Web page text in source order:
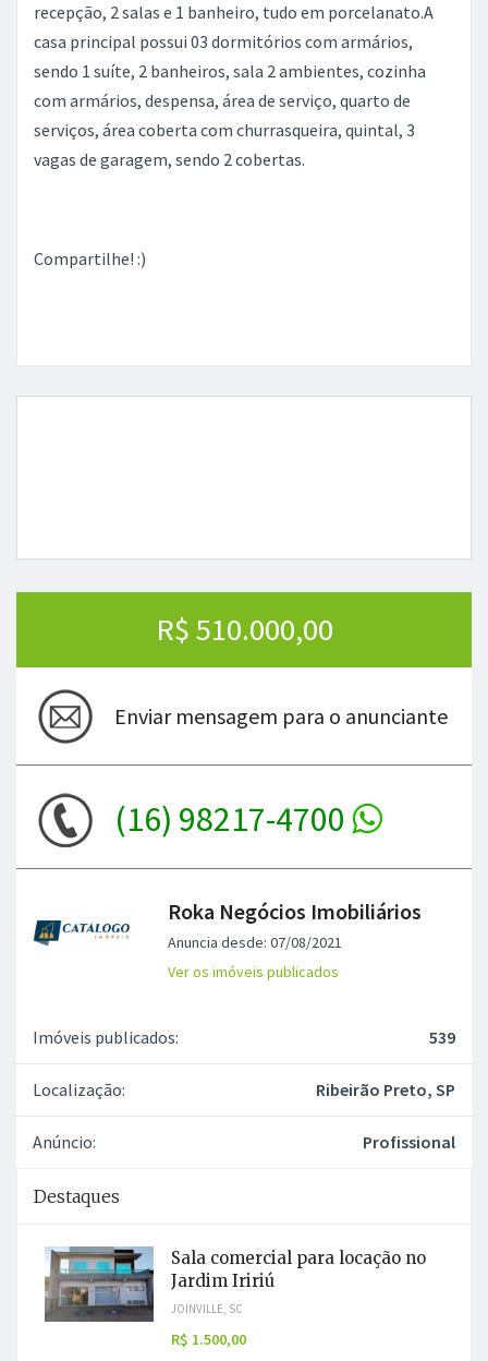
recepção, 2 salas e 1 banheiro, tudo em porcelanato.A
casa principal possui 03 dormitórios com armários,
sendo 1 suíte, 2 banheiros, sala 2 ambientes, cozinha
com armários, despensa, área de serviço, quarto de
serviços, área coberta com churrasqueira, quintal, 3
vagas de garagem, sendo 2 cobertas.
Compartilhe! :)
R$ 510.000,00
Enviar mensagem para o anunciante
(16) 98217-4700
Roka Negócios Imobiliários
Anuncia desde: 07/08/2021
Ver os imóveis publicados
Imóveis publicados: 539
Localização: Ribeirão Preto, SP
Anúncio: Profissional
Destaques
Sala comercial para locação no
Jardim Iririú
JOINVILLE, SC
R$ 1.500,00